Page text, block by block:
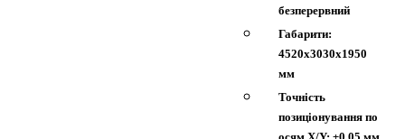
безперервний
Габарити:
4520x3030x1950
мм
Точність
позиціонування по